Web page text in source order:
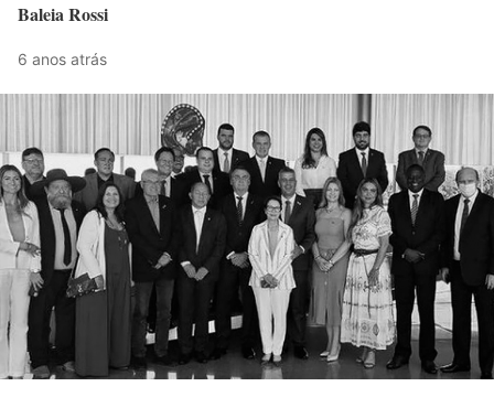
Baleia Rossi
6 anos atrás